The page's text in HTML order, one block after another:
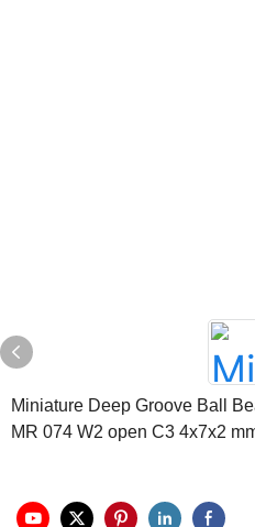
Miniature Deep Groove Ball
MR 074 W2 open C3 4x7x2